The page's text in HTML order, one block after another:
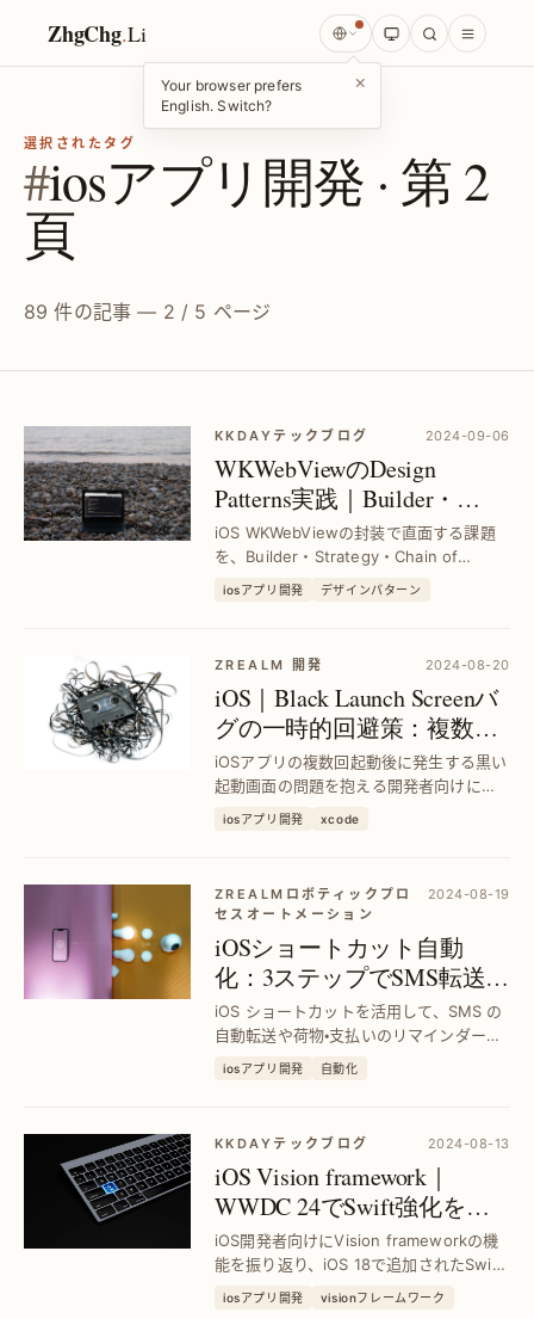
ZhgChg.Li
Your browser prefers
English. Switch?
×
選択されたタグ
#iosアプリ開発 · 第 2
頁
89 件の記事 — 2 / 5 ページ
KKDAYテックブログ 2024-09-06
WKWebViewのDesign
Patterns実践｜Builder・
Strategy・Chain of
Responsibilityで効率開発
iOS WKWebViewの封装で直面する課題
を、Builder・Strategy・Chain of
ResponsibilityのDesign Patternsで解
iosアプリ開発 デザインパターン
ZREALM 開発 2024-08-20
iOS｜Black Launch Screenバ
グの一時的回避策：複数起
動後の問題を即解決
iOSアプリの複数回起動後に発生する黒い
起動画面の問題を抱える開発者向けに、
XCodeでのビルド＆実行時の黒画面を一
iosアプリ開発 xcode
ZREALMロボティックプロ
セスオートメーション
2024-08-19
iOSショートカット自動
化：3ステップでSMS転送＆
ToDoリマインダーを実現｜
生活効率を向上
iOS ショートカットを活用して、SMS の
自動転送や荷物・支払いのリマインダーを
手軽に設定する方法を紹介。日常の通知
iosアプリ開発 自動化
KKDAYテックブログ 2024-08-13
iOS Vision framework｜
WWDC 24でSwift強化を解
説—Vision framework最新機
能を徹底レビュー
iOS開発者向けにVision frameworkの機
能を振り返り、iOS 18で追加されたSwift
APIを実際に試して効率的な画像認識を実
iosアプリ開発 visionフレームワーク